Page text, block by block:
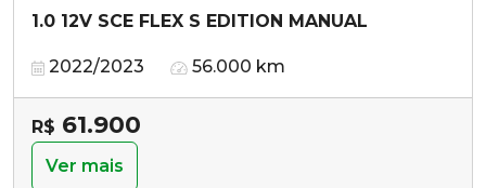
1.0 12V SCE FLEX S EDITION MANUAL
2022/2023 56.000 km
R$ 61.900
Ver mais